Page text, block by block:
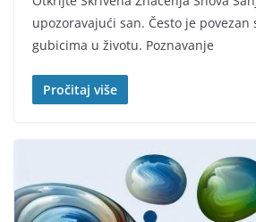
upozoravajući san. Često je povezan
gubicima u životu. Poznavanje
Pročitaj više